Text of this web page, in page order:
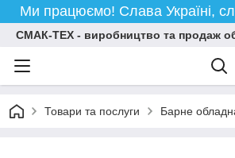
Ми працюємо! Слава Україні,
СМАК-ТЕХ - виробництво та продаж
Товари та послуги Барне